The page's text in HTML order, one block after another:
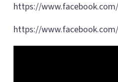
https://
https://